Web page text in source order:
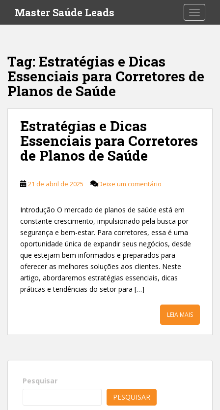
i
Master Saúde Leads
Tag: Estratégias e Dicas
Essenciais para Corretores de
Planos de Saúde
Estratégias e Dicas
Essenciais para Corretores
de Planos de Saúde
21 de abril de 2025 Deixe um comentário
Introdução O mercado de planos de saúde está em
constante crescimento, impulsionado pela busca por
segurança e bem-estar. Para corretores, essa é uma
oportunidade única de expandir seus negócios, desde
que estejam bem informados e preparados para
oferecer as melhores soluções aos clientes. Neste
artigo, abordaremos estratégias essenciais, dicas
práticas e tendências do setor para […]
LEIA MAIS
Pesquisar
PESQUISAR